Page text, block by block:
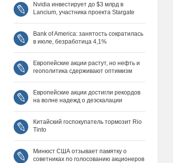
Nvidia инвестирует до $3 млрд в
Lancium, участника проекта Stargate
Bank of America: занятость сократилась
в июле, безработица 4,1%
Европейские акции растут, но нефть и
геополитика сдерживают оптимизм
Европейские акции достигли рекордов
на волне надежд о деэскалации
Китайский госпокупатель тормозит Rio
Tinto
Минюст США отзывает памятку о
советниках по голосованию акционеров